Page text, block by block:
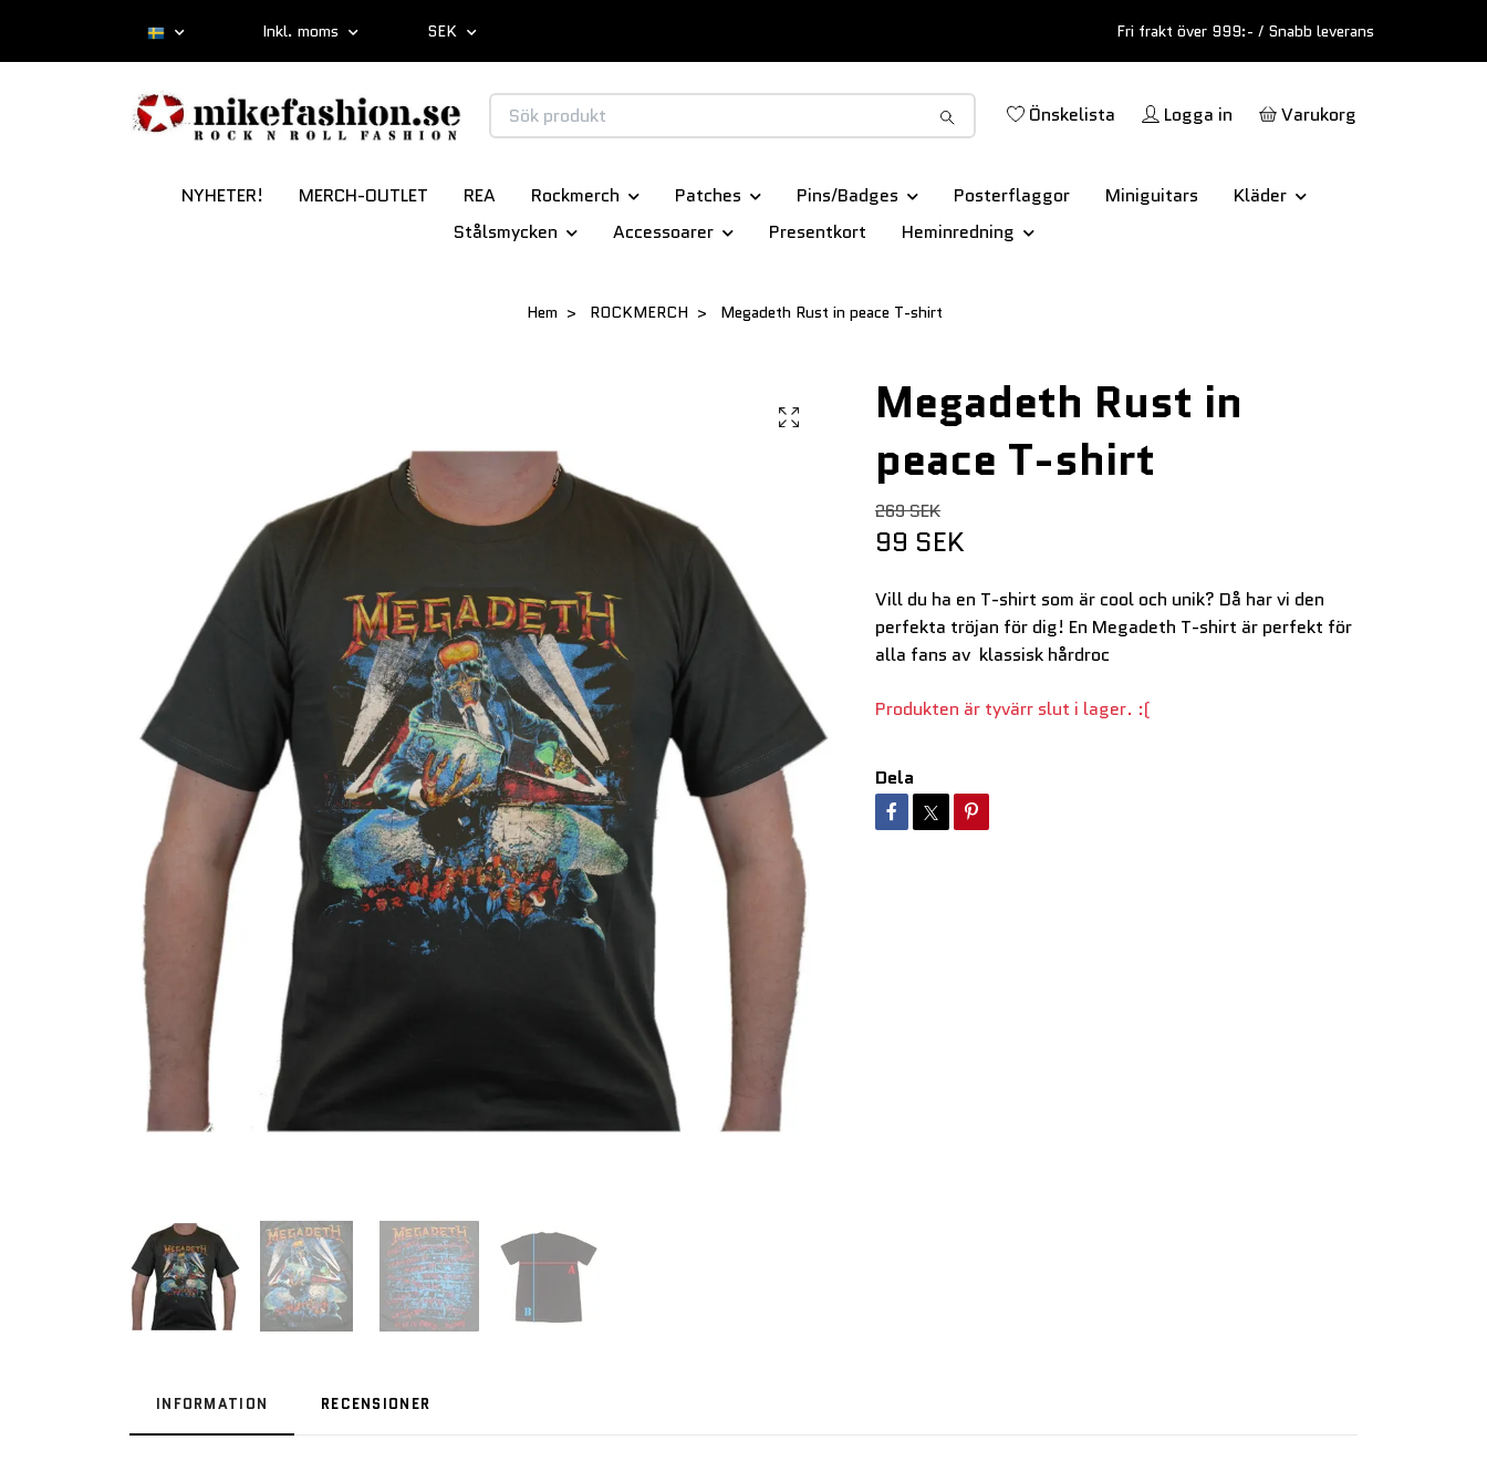
Inkl. moms SEK Fri frakt över 999:- / Snabb leverans
Önskelista Logga in Varukorg
NYHETER! MERCH-OUTLET REA Rockmerch Patches Pins/Badges Posterflaggor Miniguitars
Kläder
Stålsmycken
Accessoarer Presentkort Heminredning
Hem ROCKMERCH Megadeth Rust in peace T-shirt
Megadeth Rust in
peace T-shirt
269 SEK
99 SEK
Vill du ha en T-shirt som är cool och unik? Då har vi den
perfekta tröjan för dig! En Megadeth T-shirt är perfekt för
alla fans av klassisk hårdroc
Produkten är tyvärr slut i lager. :(
Dela
INFORMATION RECENSIONER